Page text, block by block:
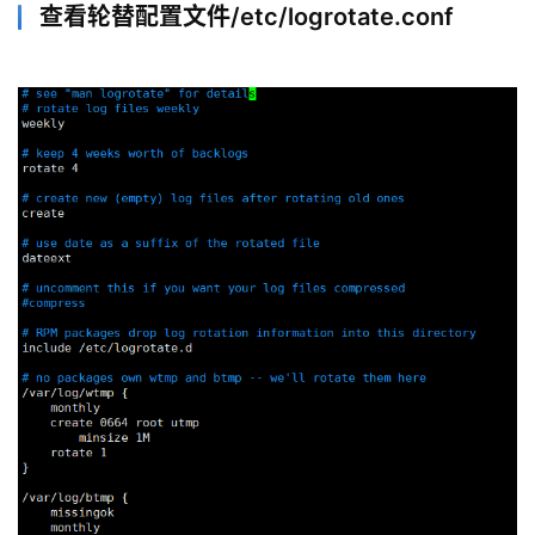
查看轮替配置文件/etc/logrotate.conf